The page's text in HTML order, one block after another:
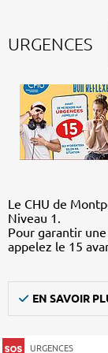
URGENCES
Le CHU de
Niveau 1.
Pour garantir
appelez le 15
EN SAVOIR
URGENCES